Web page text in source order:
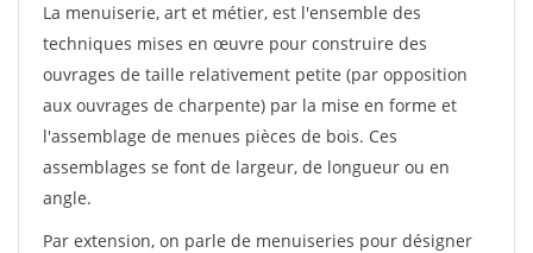
La menuiserie, art et métier, est l'ensemble des
techniques mises en œuvre pour construire des
ouvrages de taille relativement petite (par opposition
aux ouvrages de charpente) par la mise en forme et
l'assemblage de menues pièces de bois. Ces
assemblages se font de largeur, de longueur ou en
angle.
Par extension, on parle de menuiseries pour désigner